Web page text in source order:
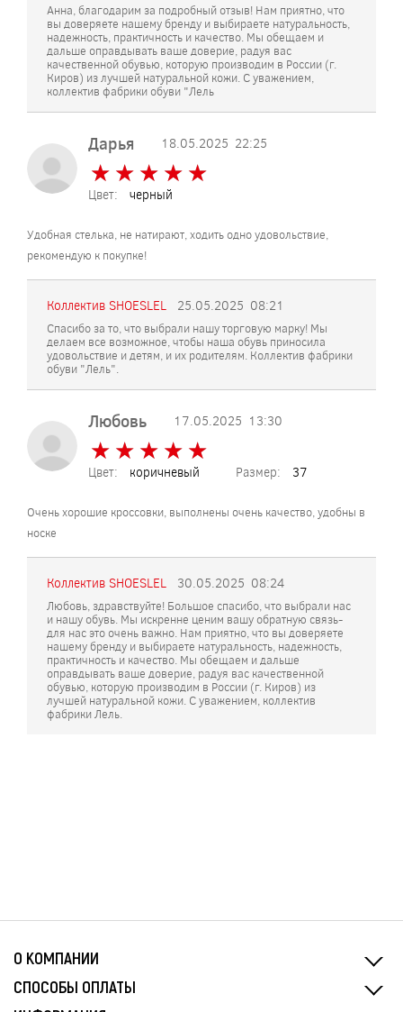
Анна, благодарим за подробный отзыв! Нам приятно, что
вы доверяете нашему бренду и выбираете натуральность,
надежность, практичность и качество. Мы обещаем и
дальше оправдывать ваше доверие, радуя вас
качественной обувью, которую производим в России (г.
Киров) из лучшей натуральной кожи. С уважением,
коллектив фабрики обуви "Лель
Дарья 18.05.2025 22:25
★ ★ ★ ★ ★
★ ★ ★ ★ ★
Цвет: черный
Удобная стелька, не натирают, ходить одно удовольствие,
рекомендую к покупке!
Коллектив SHOESLEL 25.05.2025 08:21
Спасибо за то, что выбрали нашу торговую марку! Мы
делаем все возможное, чтобы наша обувь приносила
удовольствие и детям, и их родителям. Коллектив фабрики
обуви "Лель".
Любовь 17.05.2025 13:30
★ ★ ★ ★ ★
★ ★ ★ ★ ★
Цвет: коричневый Размер: 37
Очень хорошие кроссовки, выполнены очень качество, удобны в
носке
Коллектив SHOESLEL 30.05.2025 08:24
Любовь, здравствуйте! Большое спасибо, что выбрали нас
и нашу обувь. Мы искренне ценим вашу обратную связь-
для нас это очень важно. Нам приятно, что вы доверяете
нашему бренду и выбираете натуральность, надежность,
практичность и качество. Мы обещаем и дальше
оправдывать ваше доверие, радуя вас качественной
обувью, которую производим в России (г. Киров) из
лучшей натуральной кожи. С уважением, коллектив
фабрики Лель.
О КОМПАНИИ
СПОСОБЫ ОПЛАТЫ